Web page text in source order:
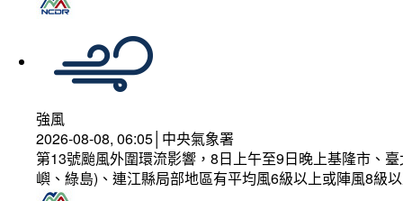
強風
2026-08-08, 06:05│中央氣象署
第13號颱風外圍環流影響，8日上午至9日晚上基隆市、
嶼、綠島)、連江縣局部地區有平均風6級以上或陣風8級